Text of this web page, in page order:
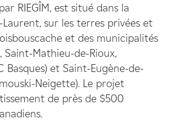
RIEGÎM, est situé dans la
sur les terres privées et
et des municipalités
Saint-Mathieu-de-Rioux,
Basques) et Saint-Eugène-de-
Neigette). Le projet
de près de $500